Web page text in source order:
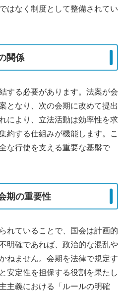
はなく制度として整備されてい
関係
する必要があります。法案が会
となり、次の会期に改めて提出
により、立法活動は効率性を求
約する仕組みが機能します。こ
な行使を支える重要な基盤で
期の重要性
れていることで、国会は計画的
明確であれば、政治的な混乱や
ねません。会期を法律で規定す
安定性を担保する役割を果たし
主義における「ルールの明確